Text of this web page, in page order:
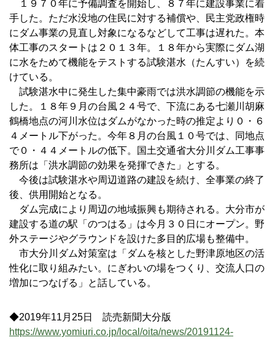
１９７０年に予備調査を開始し、８７年に建設事業に着
手した。ただ水没地の住民に対する補償や、民主党政権時
にダム事業の見直し対象になるなどして工事は遅れた。本
体工事のスタートは２０１３年。１８年から実際にダム湖
に水をためて機能をテストする試験湛水（たんすい）を続
けている。
試験湛水中に発生した集中豪雨では洪水調節の機能を示
した。１８年９月の台風２４号で、下流にある七瀬川胡麻
鶴橋地点の河川水位はダムがなかった時の推定より０・６
４メートル下がった。今年８月の台風１０号では、同地点
で０・４４メートルの低下。国土交通省大分川ダム工事事
務所は「洪水調節の効果を発揮できた」とする。
今後は試験湛水や周辺道路の建設を続け、全事業の終了
後、供用開始となる。
ダム完成により周辺の地域振興も期待される。大分市が
建設する道の駅「のつはる」は今月３０日にオープン。野
外ステージやグラウンドを設けた多目的広場も整備中。
市大分川ダム対策室は「ダムを核とした野津原地区の活
性化に取り組みたい。にぎわいの場をつくり、交流人口の
増加につなげる」と話している。
◆2019年11月25日 読売新聞大分版
https://www.yomiuri.co.jp/local/oita/news/20191124-